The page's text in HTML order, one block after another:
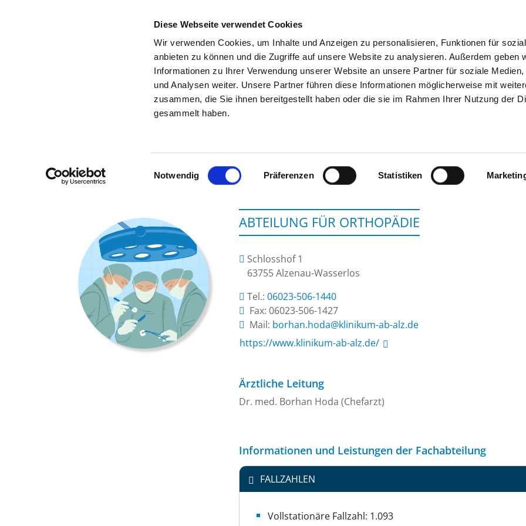
Diese Webseite verwendet Cookies
Wir verwenden Cookies, um Inhalte und Anzeigen zu personalisieren, Funktionen für
anbieten zu können und die Zugriffe auf unsere Website zu analysieren. Außerdem geben
Informationen zu Ihrer Verwendung unserer Website an unsere Partner für soziale Medien,
und Analysen weiter. Unsere Partner führen diese Informationen möglicherweise mit
zusammen, die Sie ihnen bereitgestellt haben oder die sie im Rahmen Ihrer Nutzung der
gesammelt haben.
Einwilligungsauswahl
Notwendig Präferenzen Statistiken
SUCHEN TIPPS & HILFE DAS DKV
Zur Krankenhaus-Startseite
KLINIKUM ASCHAFFENBURG-
ABTEILUNG FÜR ORTHOPÄDIE
Schlosshof 1
63755 Alzenau-Wasserlos
Tel.: 06023-506-1440
Fax: 06023-506-1427
Mail: ed.zla-ba-mukinilk@adoh.nahrob
https://www.klinikum-ab-alz.de/
Ärztliche Leitung
Dr. med. Borhan Hoda (Chefarzt)
Informationen und Leistungen der Fachabteilung
FALLZAHLEN
Vollstationäre Fallzahl: 1.093